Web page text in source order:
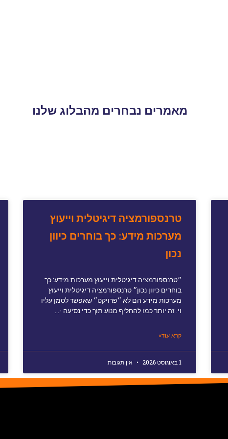
מאמרים נבחרים מהבלוג שלנו
טרנספורמציה דיגיטלית וייעוץ
מערכות מידע: כך בוחרים כיוון
נכון
״טרנספורמציה דיגיטלית וייעוץ מערכות מידע: כך
בוחרים כיוון נכון״ טרנספורמציה דיגיטלית וייעוץ
מערכות מידע הם לא ״פרויקט״ שאפשר לסמן עליו
וי. זה יותר כמו להחליף מנוע תוך כדי נסיעה -…
קרא עוד»
1 באוגוסט 2026 אין תגובות